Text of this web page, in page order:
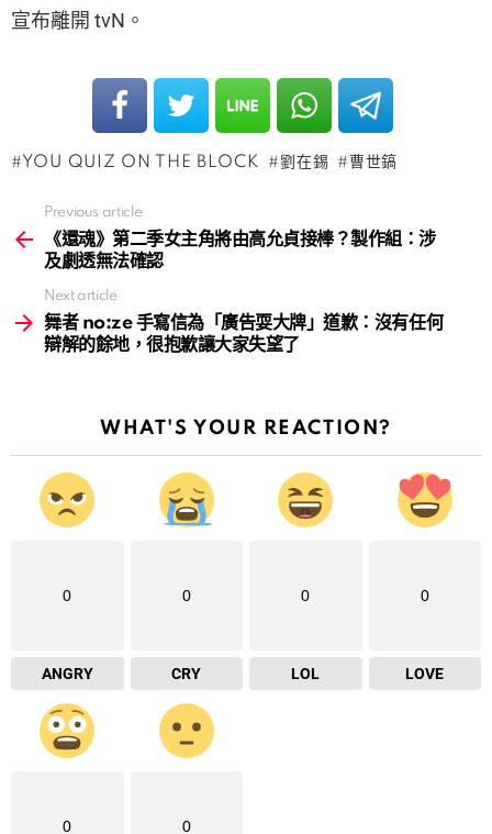
宣布離開 tvN。
YOU QUIZ ON THE BLOCK 劉在錫 曹世鎬
more
Previous article
《還魂》第二季女主角將由高允貞接棒？製作組：涉
及劇透無法確認
Next article
舞者 no:ze 手寫信為「廣告耍大牌」道歉：沒有任何
辯解的餘地，很抱歉讓大家失望了
WHAT'S YOUR REACTION?
0
ANGRY
0
CRY
0
LOL
0
LOVE
0 0